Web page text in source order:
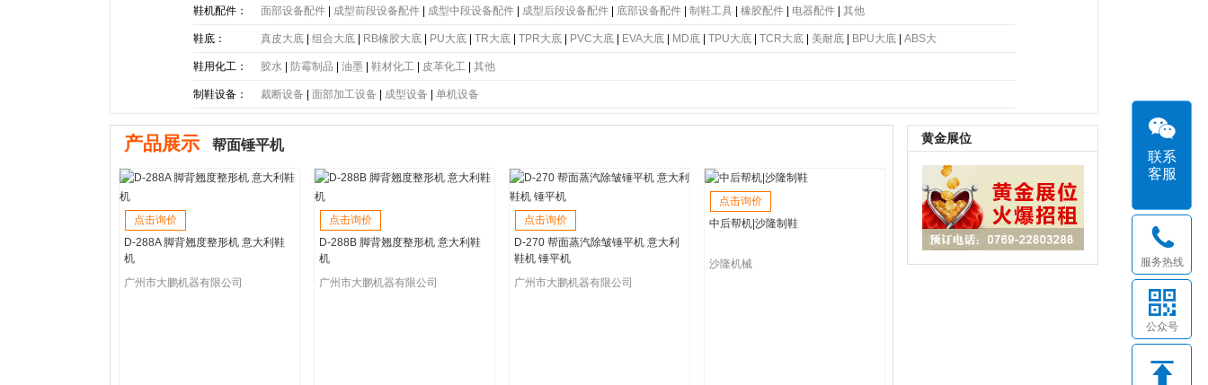
带|塑胶片|其他
鞋机配件： 面部设备配件| 成型前段设备配件| 成型中段设备配件| 成型后段设备配件| 底部设备配件| 制鞋工具 橡胶配件| 电器配件| 其他
鞋底： 真皮大底| 组合大底| RB橡胶大底| PU大底| TR大底| TPR大底| PVC大底| EVA大底| MD底| TPU大底| TCR大底| 美耐底| BPU大底| ABS大
底|PE大底|PP大底|SBR大底| PC大底|软木大底
鞋用化工： 胶水| 防霉制品 油墨 鞋材化工| 皮革化工| 其他
制鞋设备： 裁断设备 面部加工设备 成型设备 单机设备
产品展示 帮面锤平机
点击询价
D-288A 脚背翘度整形机 意大利鞋
机
广州市大鹏机器有限公司
点击询价
D-288B 脚背翘度整形机 意大利鞋
机
广州市大鹏机器有限公司
点击询价
D-270 帮面蒸汽除皱锤平机 意大利
鞋机 锤平机
广州市大鹏机器有限公司
点击询价
中后帮机|沙隆制鞋
沙隆机械
黄金展位
联系
客服
服务热线
公众号